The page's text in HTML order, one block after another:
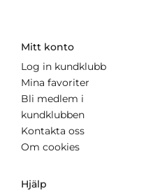
Mitt konto
Log in kundklubb
Mina favoriter
Bli medlem i
kundklubben
Kontakta oss
Om cookies
Hjälp